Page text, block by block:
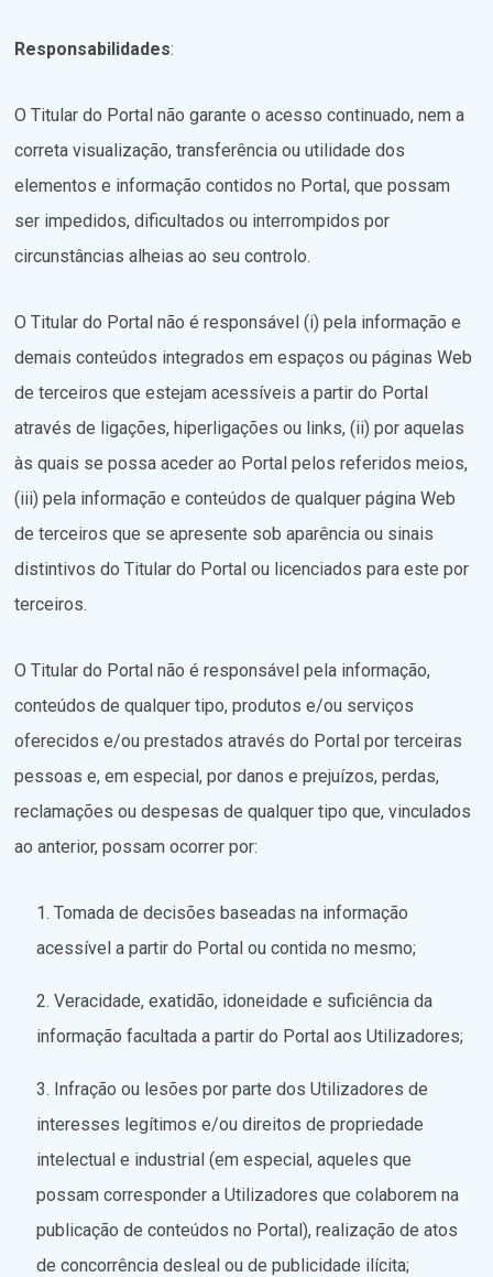
Responsabilidades:
O Titular do Portal não garante o acesso continuado, nem a
correta visualização, transferência ou utilidade dos
elementos e informação contidos no Portal, que possam
ser impedidos, dificultados ou interrompidos por
circunstâncias alheias ao seu controlo.
O Titular do Portal não é responsável (i) pela informação e
demais conteúdos integrados em espaços ou páginas Web
de terceiros que estejam acessíveis a partir do Portal
através de ligações, hiperligações ou links, (ii) por aquelas
às quais se possa aceder ao Portal pelos referidos meios,
(iii) pela informação e conteúdos de qualquer página Web
de terceiros que se apresente sob aparência ou sinais
distintivos do Titular do Portal ou licenciados para este por
terceiros.
O Titular do Portal não é responsável pela informação,
conteúdos de qualquer tipo, produtos e/ou serviços
oferecidos e/ou prestados através do Portal por terceiras
pessoas e, em especial, por danos e prejuízos, perdas,
reclamações ou despesas de qualquer tipo que, vinculados
ao anterior, possam ocorrer por:
Tomada de decisões baseadas na informação
acessível a partir do Portal ou contida no mesmo;
Veracidade, exatidão, idoneidade e suficiência da
informação facultada a partir do Portal aos Utilizadores;
Infração ou lesões por parte dos Utilizadores de
interesses legítimos e/ou direitos de propriedade
intelectual e industrial (em especial, aqueles que
possam corresponder a Utilizadores que colaborem na
publicação de conteúdos no Portal), realização de atos
de concorrência desleal ou de publicidade ilícita;